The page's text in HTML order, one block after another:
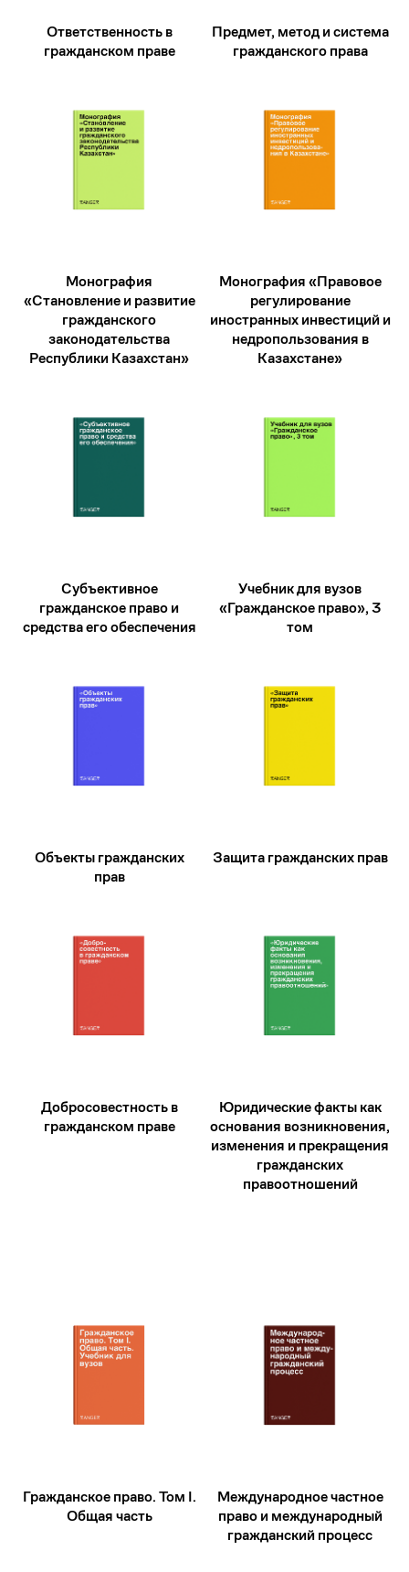
Ответственность в
гражданском праве
Предмет, метод и система
гражданского права
Монография
«Становление и развитие
гражданского
законодательства
Республики Казахстан»
Монография «Правовое
регулирование
иностранных инвестиций и
недропользования в
Казахстане»
Субъективное
гражданское право и
средства его обеспечения
Учебник для вузов
«Гражданское право», 3
том
Объекты гражданских
прав
Защита гражданских прав
Добросовестность в
гражданском праве
Юридические факты как
основания возникновения,
изменения и прекращения
гражданских
правоотношений
Гражданское право. Том I.
Общая часть
Международное частное
право и международный
гражданский процесс